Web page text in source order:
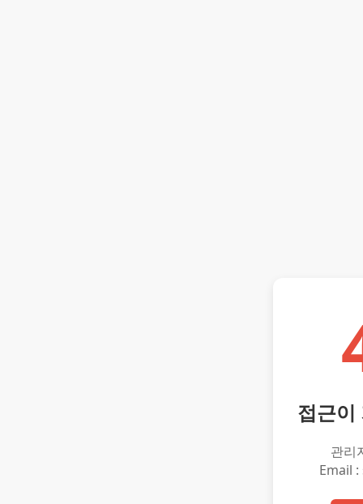
접근이
관리
Email